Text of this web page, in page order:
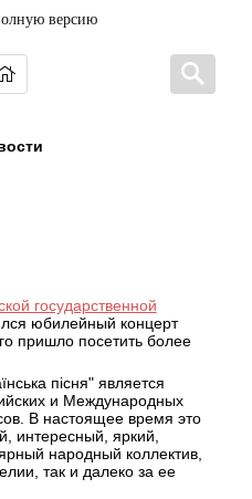
версию
государственной
юбилейный концерт
пришло посетить более
пісня" является
и Международных
В настоящее время это
интересный, яркий,
народный коллектив,
так и далеко за ее